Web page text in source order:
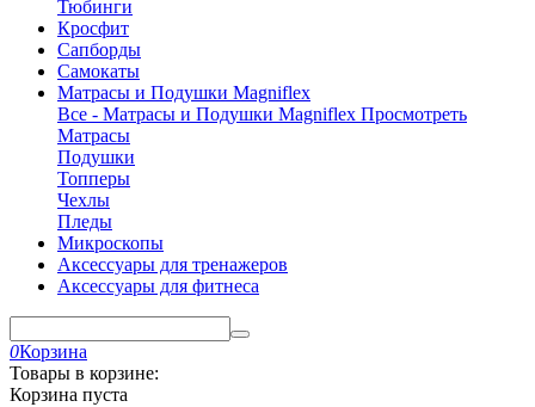
Тюбинги
Кросфит
Сапборды
Самокаты
Матрасы и Подушки Magniflex
Все - Матрасы и Подушки Magniflex Просмотреть
Матрасы
Подушки
Топперы
Чехлы
Пледы
Микроскопы
Аксессуары для тренажеров
Аксессуары для фитнеса
0Корзина
Товары в корзине:
Корзина пуста